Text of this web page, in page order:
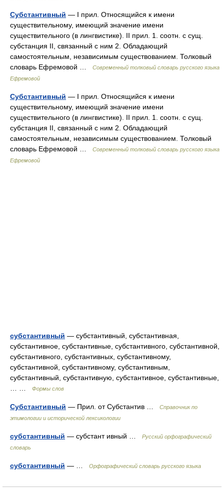
Субстантивный — I прил. Относящийся к имени
существительному, имеющий значение имени
существительного (в лингвистике). II прил. 1. соотн. с сущ.
субстанция II, связанный с ним 2. Обладающий
самостоятельным, независимым существованием. Толковый
словарь Ефремовой …
Современный толковый словарь русского языка
Ефремовой
Субстантивный — I прил. Относящийся к имени
существительному, имеющий значение имени
существительного (в лингвистике). II прил. 1. соотн. с сущ.
субстанция II, связанный с ним 2. Обладающий
самостоятельным, независимым существованием. Толковый
словарь Ефремовой …
Современный толковый словарь русского языка
Ефремовой
субстантивный — субстантивный, субстантивная,
субстантивное, субстантивные, субстантивного, субстантивной,
субстантивного, субстантивных, субстантивному,
субстантивной, субстантивному, субстантивным,
субстантивный, субстантивную, субстантивное, субстантивные,
Формы слов
Субстантивный — Прил. от Субстантив …
Справочник по
этимологии и исторической лексикологии
субстантивный — субстант ивный …
Русский орфографический
словарь
субстантивный — … Орфографический словарь русского языка